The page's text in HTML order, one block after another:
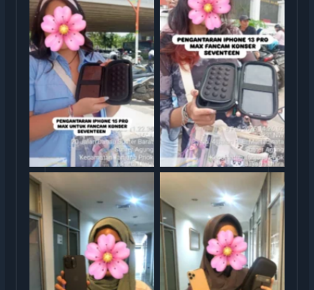
Sewa iphone Sewa iphone jakarta
Sewa iphone jakarta Sewa iphone jakarta